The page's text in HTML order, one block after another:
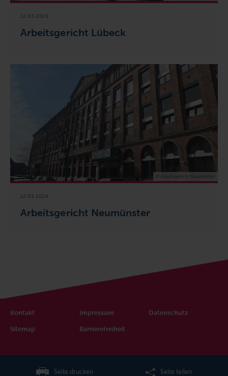
Arbeitsgericht Lübeck
12.03.2026
Arbeitsgericht Neumünster
12.03.2026
© Arbeitsgericht Neumünster
Kontakt Impressum Datenschutz
Sitemap Barrierefreiheit
Seite drucken Seite teilen